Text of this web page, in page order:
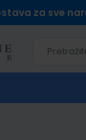
za sve